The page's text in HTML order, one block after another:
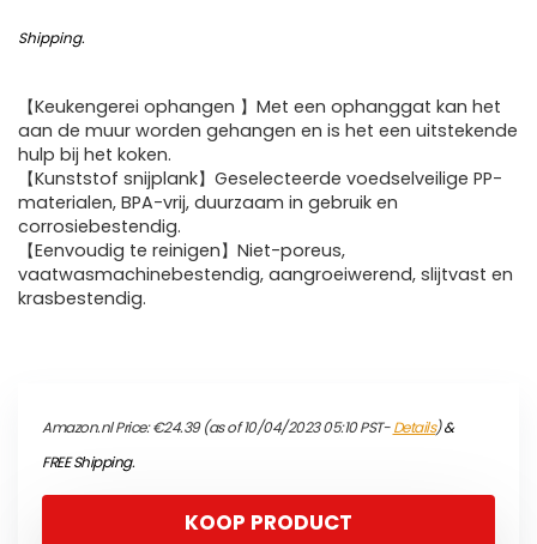
Shipping.
【Keukengerei ophangen 】Met een ophanggat kan het
aan de muur worden gehangen en is het een uitstekende
hulp bij het koken.
【Kunststof snijplank】Geselecteerde voedselveilige PP-
materialen, BPA-vrij, duurzaam in gebruik en
corrosiebestendig.
【Eenvoudig te reinigen】Niet-poreus,
vaatwasmachinebestendig, aangroeiwerend, slijtvast en
krasbestendig.
Amazon.nl Price:€24.39(as of 10/04/2023 05:10 PST-Details)&
FREE Shipping.
KOOP PRODUCT